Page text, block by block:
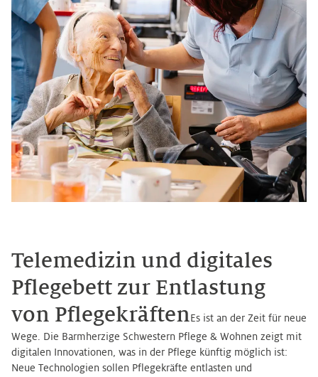
Telemedizin und digitales
Pflegebett zur Entlastung
von PflegekräftenEs ist an der Zeit für neue
Wege. Die Barmherzige Schwestern Pflege & Wohnen zeigt mit
digitalen Innovationen, was in der Pflege künftig möglich ist:
Neue Technologien sollen Pflegekräfte entlasten und